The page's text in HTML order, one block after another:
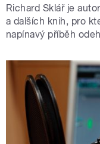
Richard Sklář je
a dalších knih, pro
napínavý příběh